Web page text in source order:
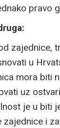
pravo
zajednice,
u
mora biti
uz
je u biti
zajednice i